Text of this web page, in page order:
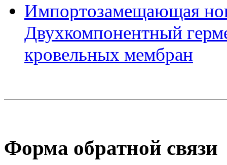
Импортозамещающая
Двухкомпонентный
кровельных мембран
Форма обратной связи